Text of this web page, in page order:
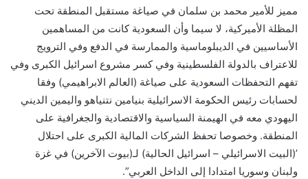
مميز للأمير محمد بن سلمان في صياغة مستقبل المنطقة تحت
المظلة الأميركية، لا سيما وأن السعودية كانت من المساهمين
الأساسيين في الديبلوماسية والممارسة في الدفع وفي الترويج
للاعتراف بالدولة الفلسطينية وفي كسر مشروع اسرائيل الكبرى وفي
تفهم التحفظات السعودية على صياغة (العالم الابراهيمي) وفقا
لحسابات رئيس الحكومة الاسرائيلية بنيامين نتنياهو واليمين الديني
اليهودي معه في الهيمنة السياسية والاقتصادية والجغرافية على
المنطقة. وخصوصا تحفظ الشركات المالية الكبرى على احتلال
’(البيت الاسرائيلي – اسرائيل الحالية) لـ(بيوت الآخرين) في غزة
ولبنان وسوريا امتدادا إلى الداخل العربي”.